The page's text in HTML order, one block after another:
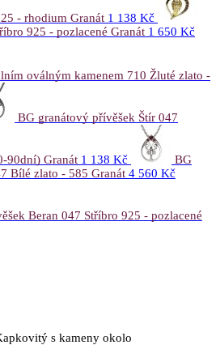
- rhodium Granát 1 138 Kč
925 - pozlacené Granát 1 650 Kč
oválným kamenem 710 Žluté zlato -
BG granátový přívěšek Štír 047
90dní) Granát 1 138 Kč
BG
Bílé zlato - 585 Granát 4 560 Kč
Beran 047 Stříbro 925 - pozlacené
s kameny okolo